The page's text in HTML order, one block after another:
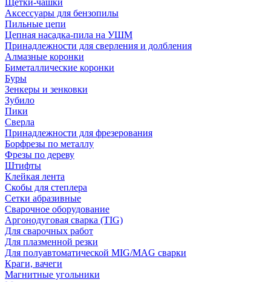
Щетки-чашки
Аксессуары для бензопилы
Пильные цепи
Цепная насадка-пила на УШМ
Принадлежности для сверления и долбления
Алмазные коронки
Биметаллические коронки
Буры
Зенкеры и зенковки
Зубило
Пики
Сверла
Принадлежности для фрезерования
Борфрезы по металлу
Фрезы по дереву
Штифты
Клейкая лента
Скобы для степлера
Сетки абразивные
Сварочное оборудование
Аргонодуговая сварка (TIG)
Для сварочных работ
Для плазменной резки
Для полуавтоматической MIG/MAG сварки
Краги, вачеги
Магнитные угольники